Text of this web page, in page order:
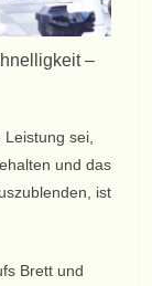
–
sei,
und das
ist
Brett und